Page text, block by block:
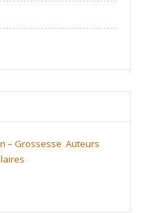
– Grossesse Auteurs